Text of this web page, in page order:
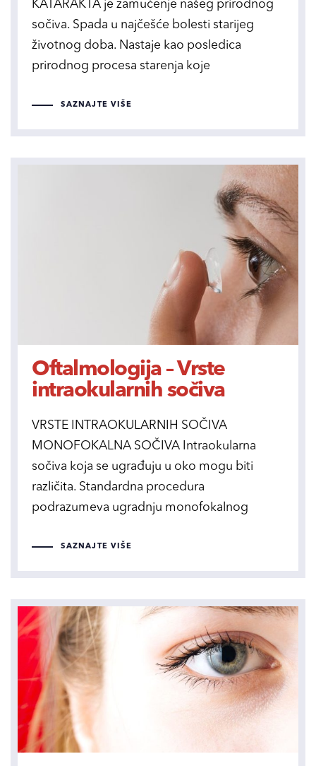
KATARAKTA je zamućenje našeg prirodnog
sočiva. Spada u najčešće bolesti starijeg
životnog doba. Nastaje kao posledica
prirodnog procesa starenja koje
SAZNAJTE VIŠE
Oftalmologija – Vrste
intraokularnih sočiva
VRSTE INTRAOKULARNIH SOČIVA
MONOFOKALNA SOČIVA Intraokularna
sočiva koja se ugrađuju u oko mogu biti
različita. Standardna procedura
podrazumeva ugradnju monofokalnog
SAZNAJTE VIŠE